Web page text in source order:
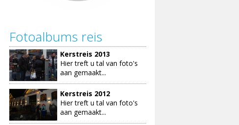
Fotoalbums reis
Kerstreis 2013
Hier treft u tal van foto's
aan gemaakt...
Kerstreis 2012
Hier treft u tal van foto's
aan gemaakt...